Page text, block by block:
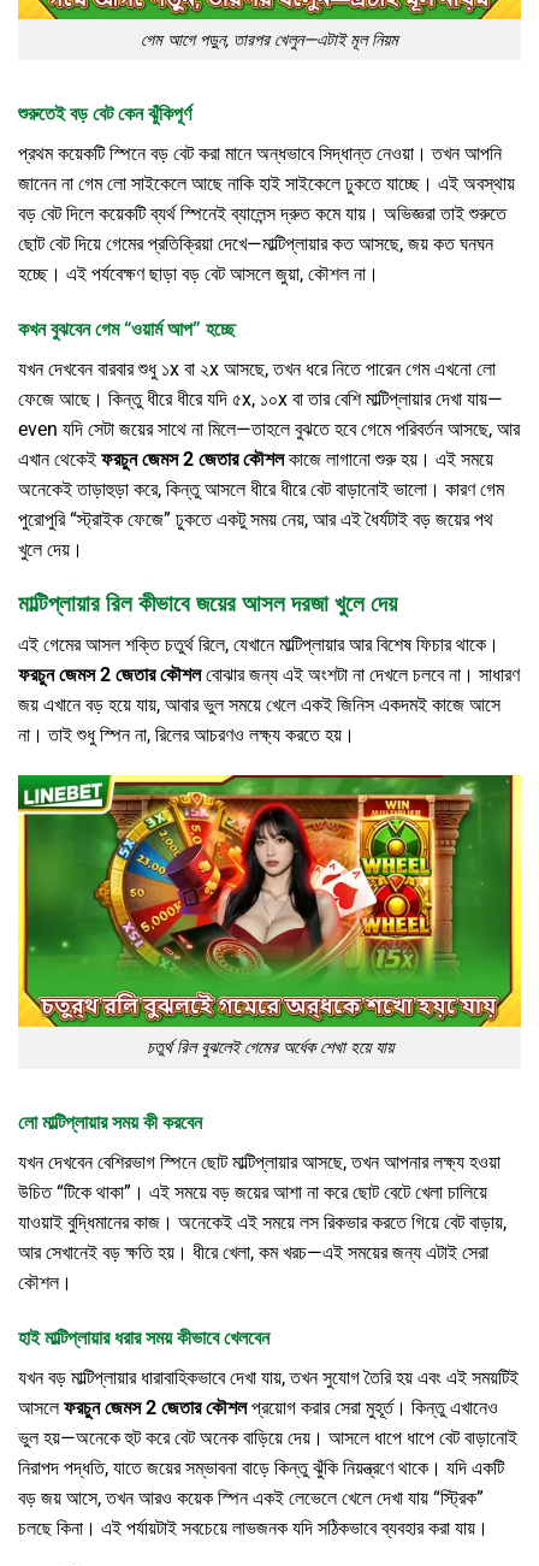
গেম আগে পড়ুন, তারপর খেলুন—এটাই মূল নিয়ম
শুরুতেই বড় বেট কেন ঝুঁকিপূর্ণ
প্রথম কয়েকটি স্পিনে বড় বেট করা মানে অন্ধভাবে সিদ্ধান্ত নেওয়া। তখন আপনি
জানেন না গেম লো সাইকেলে আছে নাকি হাই সাইকেলে ঢুকতে যাচ্ছে। এই অবস্থায়
বড় বেট দিলে কয়েকটি ব্যর্থ স্পিনেই ব্যালেন্স দ্রুত কমে যায়। অভিজ্ঞরা তাই শুরুতে
ছোট বেট দিয়ে গেমের প্রতিক্রিয়া দেখে—মাল্টিপ্লায়ার কত আসছে, জয় কত ঘনঘন
হচ্ছে। এই পর্যবেক্ষণ ছাড়া বড় বেট আসলে জুয়া, কৌশল না।
কখন বুঝবেন গেম “ওয়ার্ম আপ” হচ্ছে
যখন দেখবেন বারবার শুধু ১x বা ২x আসছে, তখন ধরে নিতে পারেন গেম এখনো লো
ফেজে আছে। কিন্তু ধীরে ধীরে যদি ৫x, ১০x বা তার বেশি মাল্টিপ্লায়ার দেখা যায়—
even যদি সেটা জয়ের সাথে না মিলে—তাহলে বুঝতে হবে গেমে পরিবর্তন আসছে, আর
এখান থেকেই ফরচুন জেমস 2 জেতার কৌশলকাজে লাগানো শুরু হয়। এই সময়ে
অনেকেই তাড়াহুড়া করে, কিন্তু আসলে ধীরে ধীরে বেট বাড়ানোই ভালো। কারণ গেম
পুরোপুরি “স্ট্রাইক ফেজে” ঢুকতে একটু সময় নেয়, আর এই ধৈর্যটাই বড় জয়ের পথ
খুলে দেয়।
মাল্টিপ্লায়ার রিল কীভাবে জয়ের আসল দরজা খুলে দেয়
এই গেমের আসল শক্তি চতুর্থ রিলে, যেখানে মাল্টিপ্লায়ার আর বিশেষ ফিচার থাকে।
ফরচুন জেমস 2 জেতার কৌশলবোঝার জন্য এই অংশটা না দেখলে চলবে না। সাধারণ
জয় এখানে বড় হয়ে যায়, আবার ভুল সময়ে খেলে একই জিনিস একদমই কাজে আসে
না। তাই শুধু স্পিন না, রিলের আচরণও লক্ষ্য করতে হয়।
চতুর্থ রিল বুঝলেই গেমের অর্ধেক শেখা হয়ে যায়
লো মাল্টিপ্লায়ার সময় কী করবেন
যখন দেখবেন বেশিরভাগ স্পিনে ছোট মাল্টিপ্লায়ার আসছে, তখন আপনার লক্ষ্য হওয়া
উচিত “টিকে থাকা”। এই সময়ে বড় জয়ের আশা না করে ছোট বেটে খেলা চালিয়ে
যাওয়াই বুদ্ধিমানের কাজ। অনেকেই এই সময়ে লস রিকভার করতে গিয়ে বেট বাড়ায়,
আর সেখানেই বড় ক্ষতি হয়। ধীরে খেলা, কম খরচ—এই সময়ের জন্য এটাই সেরা
কৌশল।
হাই মাল্টিপ্লায়ার ধরার সময় কীভাবে খেলবেন
যখন বড় মাল্টিপ্লায়ার ধারাবাহিকভাবে দেখা যায়, তখন সুযোগ তৈরি হয় এবং এই সময়টিই
আসলেফরচুন জেমস 2 জেতার কৌশলপ্রয়োগ করার সেরা মুহূর্ত। কিন্তু এখানেও
ভুল হয়—অনেকে হুট করে বেট অনেক বাড়িয়ে দেয়। আসলে ধাপে ধাপে বেট বাড়ানোই
নিরাপদ পদ্ধতি, যাতে জয়ের সম্ভাবনা বাড়ে কিন্তু ঝুঁকি নিয়ন্ত্রণে থাকে। যদি একটি
বড় জয় আসে, তখন আরও কয়েক স্পিন একই লেভেলে খেলে দেখা যায় “স্ট্রিক”
চলছে কিনা। এই পর্যায়টাই সবচেয়ে লাভজনক যদি সঠিকভাবে ব্যবহার করা যায়।